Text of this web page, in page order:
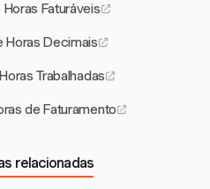
Faturáveis
Horas Decimais
Trabalhadas
de Faturamento
relacionadas